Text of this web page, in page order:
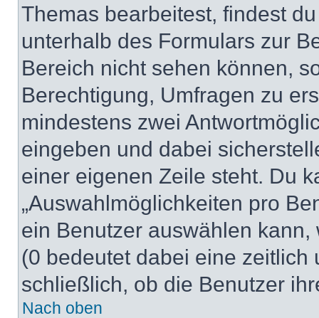
Themas bearbeitest, findest
unterhalb des Formulars zur
Bereich nicht sehen können,
Berechtigung, Umfragen zu
mindestens zwei
eingeben und dabei
einer eigenen Zeile steht. Du
„Auswahlmöglichkeiten pro
ein Benutzer auswählen
(0 bedeutet dabei eine
schließlich, ob die Benutzer
Nach oben